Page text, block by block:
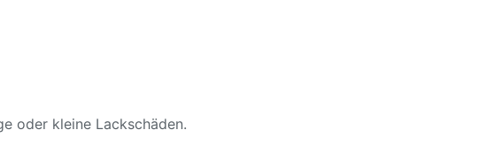
oder kleine Lackschäden.